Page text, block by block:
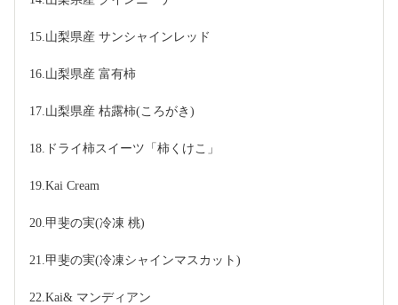
15.山梨県産 サンシャインレッド
16.山梨県産 富有柿
17.山梨県産 枯露柿(ころがき)
18.ドライ柿スイーツ「柿くけこ」
19.Kai Cream
20.甲斐の実(冷凍 桃)
21.甲斐の実(冷凍シャインマスカット)
22.Kai& マンディアン